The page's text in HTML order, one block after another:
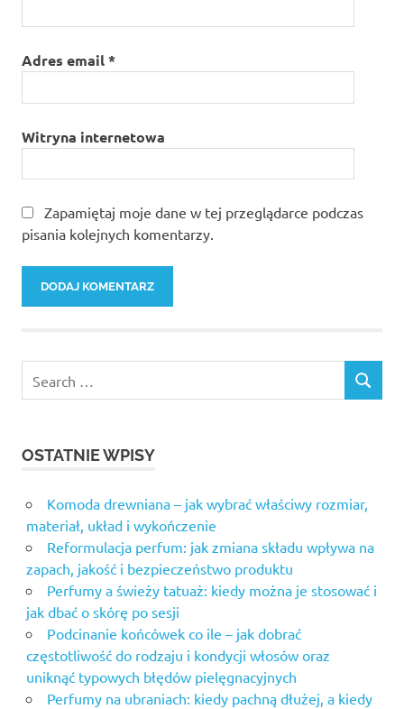
Adres email*
Witryna internetowa
Zapamiętaj moje dane w tej przeglądarce podczas
pisania kolejnych komentarzy.
OSTATNIE WPISY
Komoda drewniana – jak wybrać właściwy rozmiar,
materiał, układ i wykończenie
Reformulacja perfum: jak zmiana składu wpływa na
zapach, jakość i bezpieczeństwo produktu
Perfumy a świeży tatuaż: kiedy można je stosować i
jak dbać o skórę po sesji
Podcinanie końcówek co ile – jak dobrać
częstotliwość do rodzaju i kondycji włosów oraz
uniknąć typowych błędów pielęgnacyjnych
Perfumy na ubraniach: kiedy pachną dłużej, a kiedy